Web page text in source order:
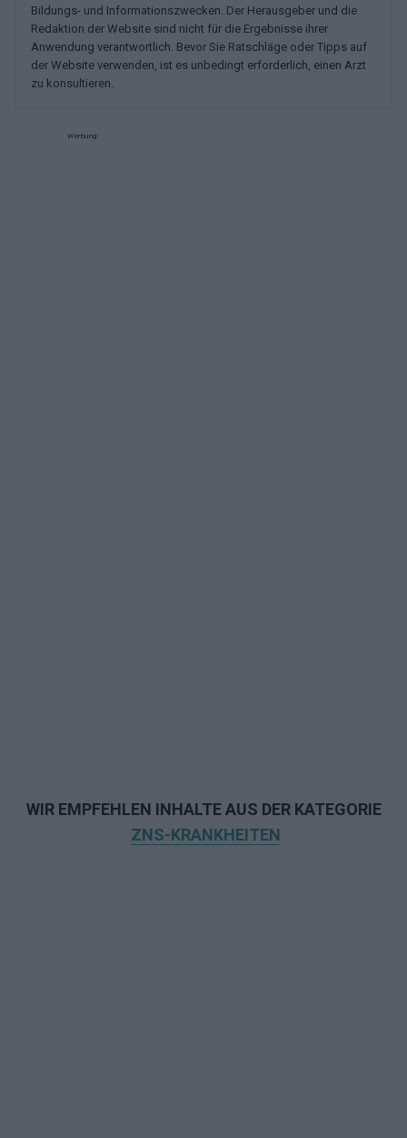
Bildungs- und Informationszwecken. Der Herausgeber und die
Redaktion der Website sind nicht für die Ergebnisse ihrer
Anwendung verantwortlich. Bevor Sie Ratschläge oder Tipps auf
der Website verwenden, ist es unbedingt erforderlich, einen Arzt
zu konsultieren.
Werbung:
WIR EMPFEHLEN INHALTE AUS DER KATEGORIE
ZNS-KRANKHEITEN